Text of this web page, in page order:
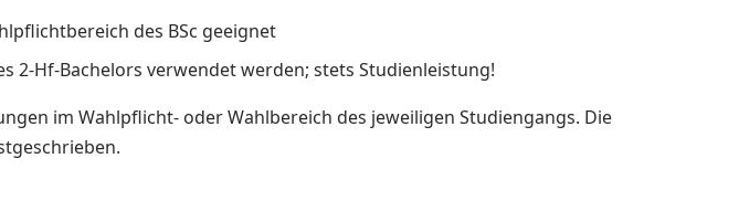
des BSc geeignet
2-Hf-Bachelors verwendet werden; stets Studienleistung!
im Wahlpflicht- oder Wahlbereich des jeweiligen Studiengangs. Die